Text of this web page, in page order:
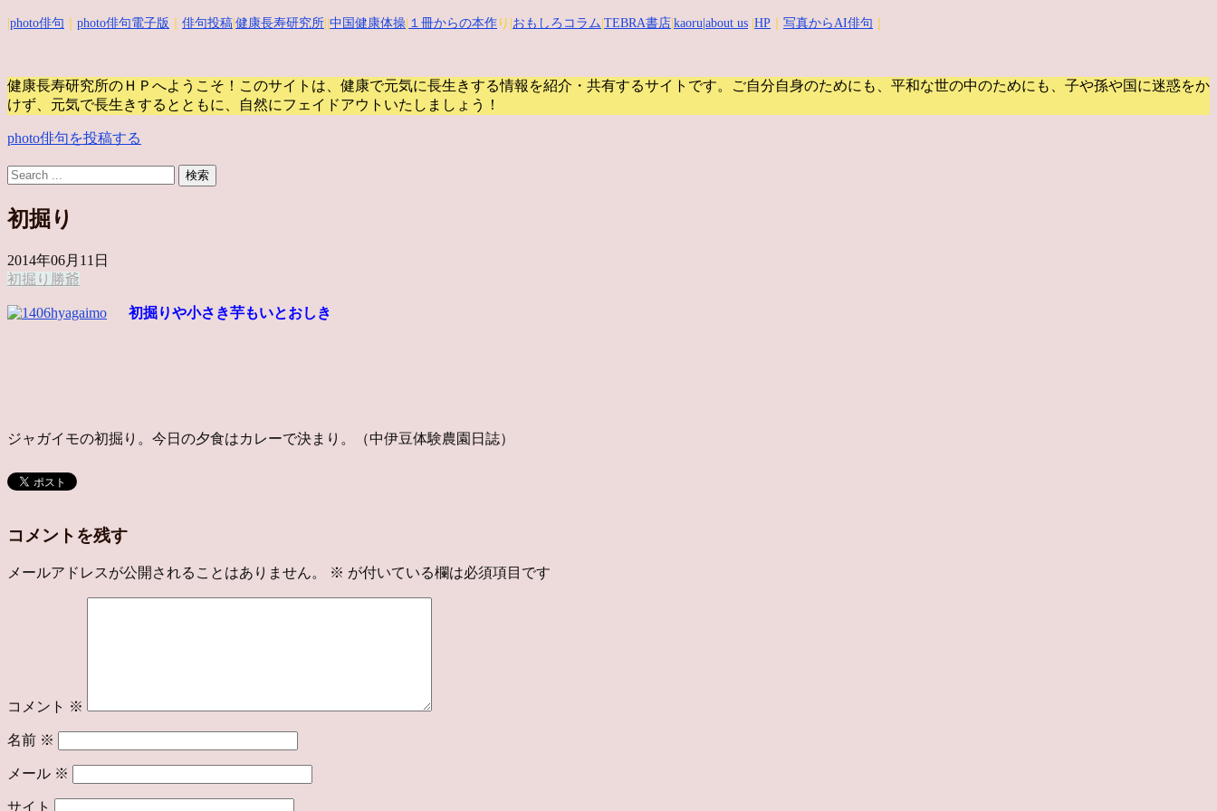
photo俳句 photo俳句電子版 俳句投稿 健康長寿研究所 中国健康体操 １冊からの本作 り| おもしろコラム TEBRA書店 kaoru |about us HP 写真からAI俳句
健康長寿研究所のＨＰへようこそ！このサイトは、健康で元気に長生きする情報を紹介・共有するサイトです。
ご自分自身のためにも、平和な世の中のためにも、子や孫や国に迷惑をか
けず、元気で長生きするとともに、自然にフェイドアウトいたしましょう！
photo俳句を投稿する
初掘り
2014年06月11日
初掘り 勝爺
初掘りや小さき芋もいとおしき
ジャガイモの初掘り。今日の夕食はカレーで決まり。（中伊豆体験農園日誌）
コメントを残す
メールアドレスが公開されることはありません。 ※ が付いている欄は必須項目です
コメント ※
名前 ※
メール ※
サイト